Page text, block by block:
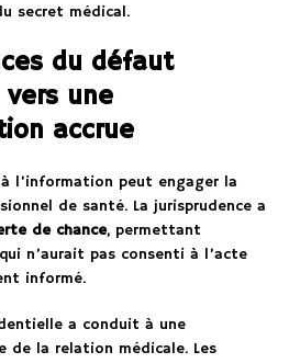
secret médical.
du défaut
vers une
accrue
l’information peut engager la
de santé. La jurisprudence a
de chance, permettant
n’aurait pas consenti à l’acte
informé.
a conduit à une
de la relation médicale. Les